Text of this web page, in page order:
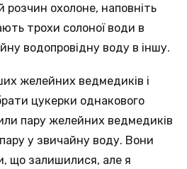
охолоне, наповніть
трохи солоної води в
водопровідну воду в іншу.
желейних ведмедиків і
цукерки однакового
пару желейних ведмедиків
у звичайну воду. Вони
що залишилися, але я